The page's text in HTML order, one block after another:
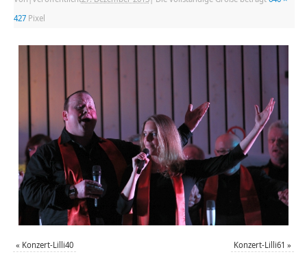
427Pixel
« Konzert-Lilli40 Konzert-Lilli61 »